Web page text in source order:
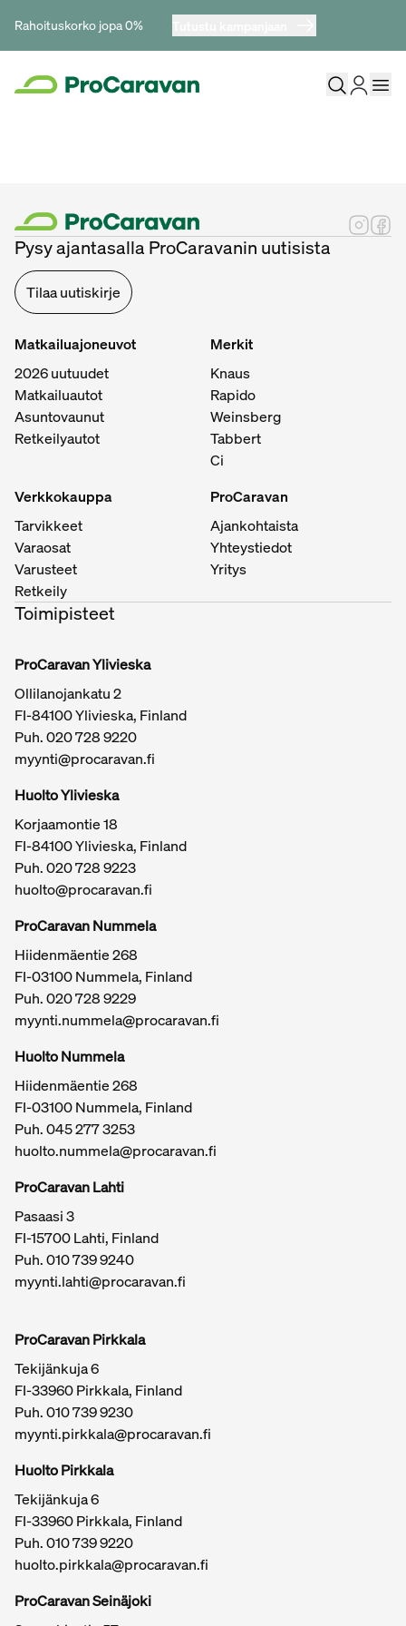
Rahoituskorko jopa 0%
Tärkeitä linkkejä / sivukartta
Pysy ajantasalla ProCaravanin uutisista
Tilaa uutiskirje
Matkailuajoneuvot
2026 uutuudet
Matkailuautot
Asuntovaunut
Retkeilyautot
Merkit
Knaus
Rapido
Weinsberg
Tabbert
Ci
Verkkokauppa
Tarvikkeet
Varaosat
Varusteet
Retkeily
ProCaravan
Ajankohtaista
Yhteystiedot
Yritys
Toimipisteet
ProCaravan Ylivieska
Ollilanojankatu 2
FI-84100 Ylivieska, Finland
Puh.020 728 9220
myynti@procaravan.fi
Huolto Ylivieska
Korjaamontie 18
FI-84100 Ylivieska, Finland
Puh.020 728 9223
huolto@procaravan.fi
ProCaravan Nummela
Hiidenmäentie 268
FI-03100 Nummela, Finland
Puh.020 728 9229
myynti.nummela@procaravan.fi
Huolto Nummela
Hiidenmäentie 268
FI-03100 Nummela, Finland
Puh. 045 277 3253
huolto.nummela@procaravan.fi
ProCaravan Lahti
Pasaasi 3
FI-15700 Lahti, Finland
Puh.010 739 9240
myynti.lahti@procaravan.fi
ProCaravan Pirkkala
Tekijänkuja 6
FI-33960 Pirkkala, Finland
Puh.010 739 9230
myynti.pirkkala@procaravan.fi
Huolto Pirkkala
Tekijänkuja 6
FI-33960 Pirkkala, Finland
Puh.010 739 9220
huolto.pirkkala@procaravan.fi
ProCaravan Seinäjoki